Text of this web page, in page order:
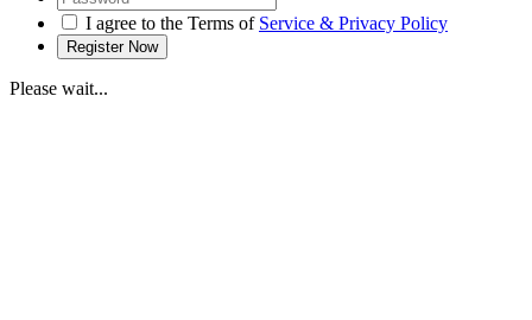
I agree to the Terms of Service & Privacy Policy
Please wait...